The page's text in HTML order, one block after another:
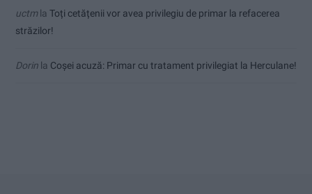
uctmla Toți cetățenii vor avea privilegiu de primar la refacerea
străzilor!
Dorin la Coșei acuză: Primar cu tratament privilegiat la Herculane!